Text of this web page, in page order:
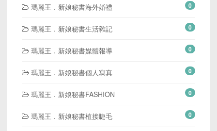
瑪麗王．新娘秘書海外婚禮 0
瑪麗王．新娘秘書生活雜記 0
瑪麗王．新娘秘書媒體報導 0
瑪麗王．新娘秘書個人寫真 0
瑪麗王．新娘秘書FASHION 0
瑪麗王．新娘秘書植接睫毛 0